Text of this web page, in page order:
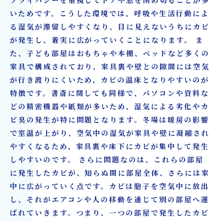
いためです。こうした環境では、呼吸や生活行動によ
る湿気が滞留しやすくなり、目に見えないうちにカビ
が発生し、着実に広がっていくことになります。 ま
た、子ども部屋はおもちゃや本棚、ベッドなど多くの
家具で構成されており、家具裏や壁との隙間には空気
が行き渡りにくいため、カビの温床となりやすいのが
特徴です。書斎に関しても同様で、パソコンや資料な
どの精密機器や紙類が多いため、湿気による劣化やカ
ビ臭の発生が特に問題となります。冬場は暖房の影響
で室温が上がり、空気中の湿気が家具や壁に凝縮され
やすくなるため、家具裏や床下にカビが集中して発生
しやすいのです。 さらに問題なのは、これらの部屋
に発生したカビが、知らぬ間に部屋全体、さらには家
中に広がっていく点です。カビは胞子を空気中に放出
し、それがエアコンや人の移動を通じて別の部屋へ運
ばれていきます。つまり、一つの部屋で発生したカビ